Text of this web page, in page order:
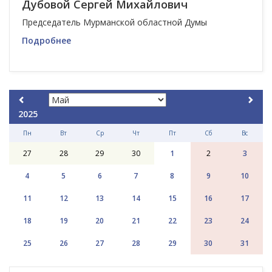
Дубовой Сергей Михайлович
Председатель Мурманской областной Думы
Подробнее
2025
Пн Вт Ср Чт Пт Сб Вс
27 28 29 30 1 2 3
4 5 6 7 8 9 10
11 12 13 14 15 16 17
18 19 20 21 22 23 24
25 26 27 28 29 30 31